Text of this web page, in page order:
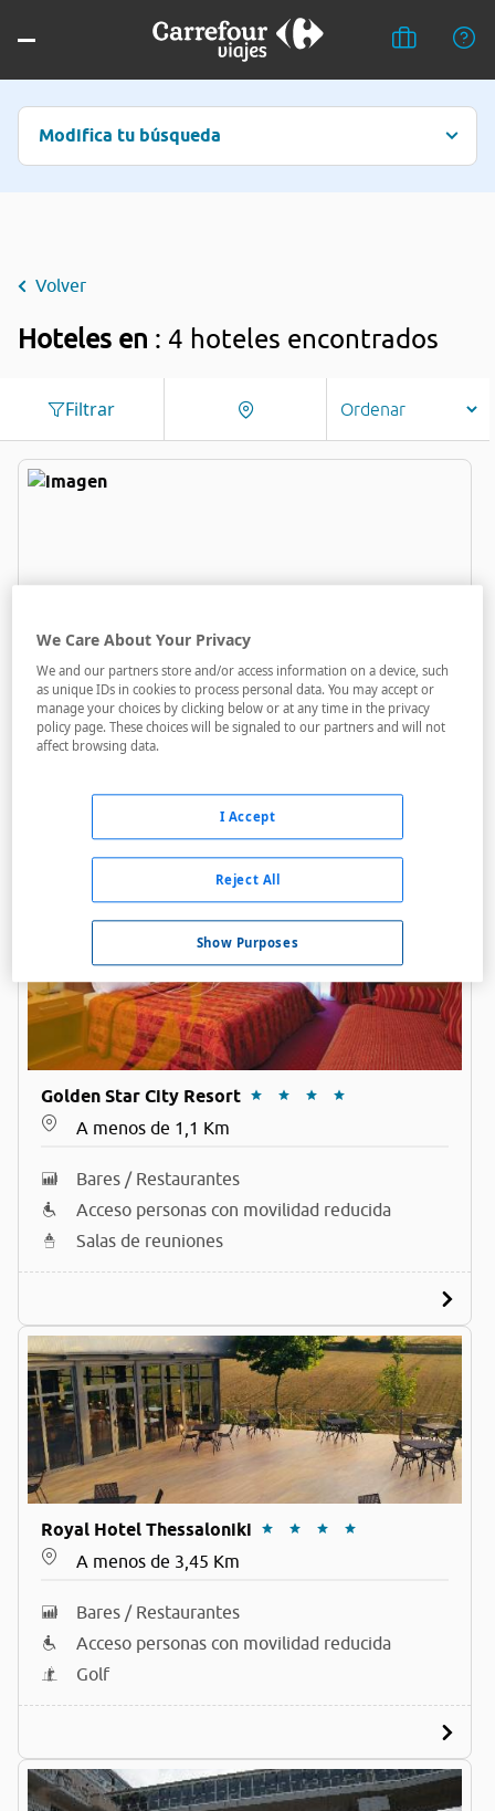
Modifica tu búsqueda
Volver
Hoteles en : 4 hoteles encontrados
Filtrar
Royal
A menos de 3,5 Km
Bares / Restaurantes
Golden Star City Resort
A menos de 1,1 Km
Bares / Restaurantes
Acceso personas con movilidad reducida
Salas de reuniones
Royal Hotel Thessaloniki
A menos de 3,45 Km
Bares / Restaurantes
Acceso personas con movilidad reducida
Golf
We Care About Your Privacy
We and our partners store and/or access information on a device, such
as unique IDs in cookies to process personal data. You may accept or
manage your choices by clicking below or at any time in the privacy
policy page. These choices will be signaled to our partners and will not
affect browsing data.
Show Purposes
Reject All
I Accept